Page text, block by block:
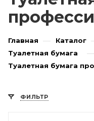
Главная — Каталог
Туалетная бумага —
Туалетная бумага
ФИЛЬТР